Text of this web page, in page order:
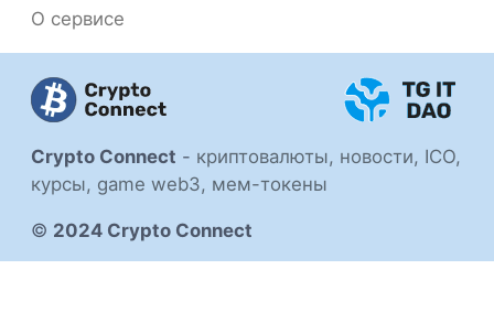
Crypto Connect - криптовалюты, новости, ICO,
курсы, game web3, мем-токены
© 2024 Crypto Connect
О сервисе